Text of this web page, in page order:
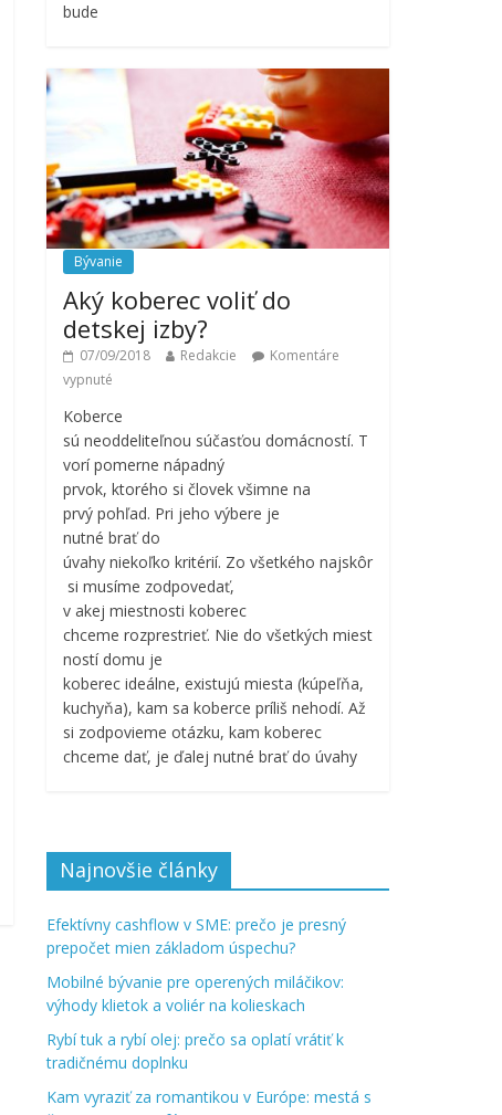
bude
Bývanie
Aký koberec voliť do
detskej izby?
07/09/2018 Redakcie
Komentáre
vypnuté
Koberce
sú neoddeliteľnou súčasťou domácností. T
vorí pomerne nápadný
prvok, ktorého si človek všimne na
prvý pohľad. Pri jeho výbere je
nutné brať do
úvahy niekoľko kritérií. Zo všetkého najskôr
si musíme zodpovedať,
v akej miestnosti koberec
chceme rozprestrieť. Nie do všetkých miest
ností domu je
koberec ideálne, existujú miesta (kúpeľňa,
kuchyňa), kam sa koberce príliš nehodí. Až
si zodpovieme otázku, kam koberec
chceme dať, je ďalej nutné brať do úvahy
Najnovšie články
Efektívny cashflow v SME: prečo je presný
prepočet mien základom úspechu?
Mobilné bývanie pre operených miláčikov:
výhody klietok a voliér na kolieskach
Rybí tuk a rybí olej: prečo sa oplatí vrátiť k
tradičnému doplnku
Kam vyraziť za romantikou v Európe: mestá s